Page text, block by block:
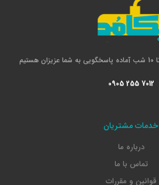
0905 255 7012
خدمات مشتریان
درباره ما
تماس با ما
قوانین و مقررات